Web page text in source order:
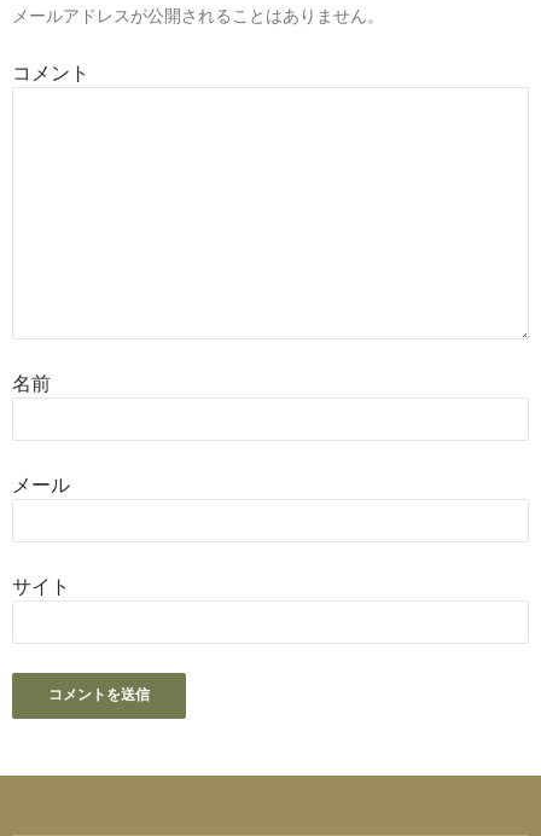
メールアドレスが公開されることはありません。
コメント
名前
メール
サイト